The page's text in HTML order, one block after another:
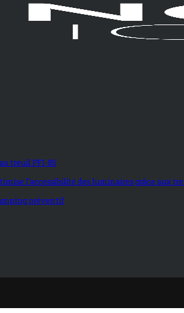
treuil PFI-85
l’accessibilité des luminaires grâce aux
préventif